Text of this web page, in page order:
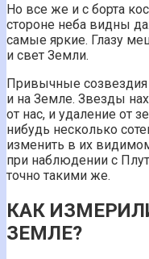
Но все же и с борта
стороне неба видны
самые яркие. Глазу
и свет Земли.
Привычные созвездия
и на Земле. Звезды
от нас, и удаление от
нибудь несколько
изменить в их
при наблюдении с
точно такими же.
КАК
ЗЕМЛЕ?